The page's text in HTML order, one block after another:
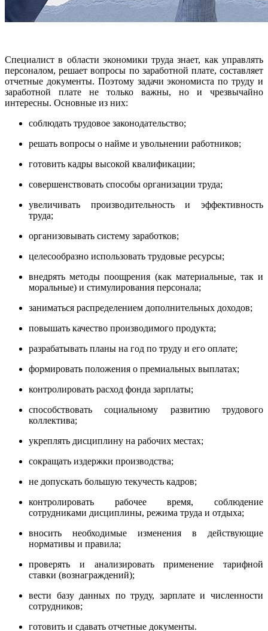
Специалист в области экономики труда знает, как управлять
персоналом, решает вопросы по заработной плате, составляет
отчетные документы. Поэтому задачи экономиста по труду и
заработной плате не только важны, но и чрезвычайно
интересны. Основные из них:
соблюдать трудовое законодательство;
решать вопросы о найме и увольнении работников;
готовить кадры высокой квалификации;
совершенствовать способы организации труда;
увеличивать производительность и эффективность
труда;
организовывать систему заработков;
целесообразно использовать трудовые ресурсы;
внедрять методы поощрения (как материальные, так и
моральные) и стимулирования персонала;
заниматься распределением дополнительных доходов;
повышать качество производимого продукта;
разрабатывать планы на год по труду и его оплате;
формировать положения о премиальных выплатах;
контролировать расход фонда зарплаты;
способствовать социальному развитию трудового
коллектива;
укреплять дисциплину на рабочих местах;
сокращать издержки производства;
не допускать большую текучесть кадров;
контролировать рабочее время, соблюдение
сотрудниками дисциплины, режима труда и отдыха;
вносить необходимые изменения в действующие
нормативы и правила;
проверять и анализировать применение тарифной
ставки (вознаграждений);
вести базу данных по труду, зарплате и численности
сотрудников;
готовить и сдавать отчетные документы.